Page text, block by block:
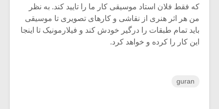
که فقط فلان استاد موسیقی کار ما را تایید کند. به نظر
من هر اثر هنری از نقاشی و کارهای تصویری تا موسیقی
باید تمام طبقات را درگیر خودش کند و فیلارمونیک تا اینجا
این کار را کرده و خواهد کرد.
guran